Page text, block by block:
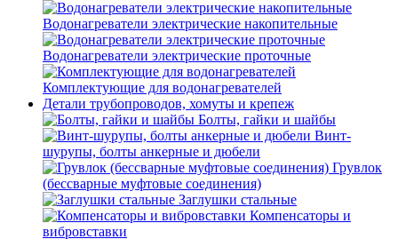
Водонагреватели электрические накопительные
Водонагреватели электрические проточные
Комплектующие для водонагревателей
Детали трубопроводов, хомуты и крепеж
Болты, гайки и шайбы
Винт-
шурупы, болты анкерные и дюбели
Грувлок
(бессварные муфтовые соединения)
Заглушки стальные
Компенсаторы и
вибровставки